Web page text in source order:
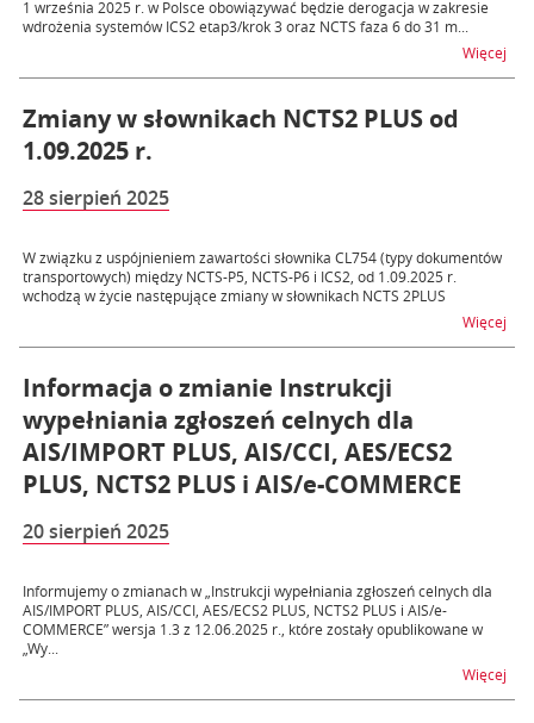
1 września 2025 r. w Polsce obowiązywać będzie derogacja w zakresie
wdrożenia systemów ICS2 etap3/krok 3 oraz NCTS faza 6 do 31 m...
Więcej
Zmiany w słownikach NCTS2 PLUS od
1.09.2025 r.
28 sierpień 2025
W związku z uspójnieniem zawartości słownika CL754 (typy dokumentów
transportowych) między NCTS-P5, NCTS-P6 i ICS2, od 1.09.2025 r.
wchodzą w życie następujące zmiany w słownikach NCTS 2PLUS
Więcej
Informacja o zmianie Instrukcji
wypełniania zgłoszeń celnych dla
AIS/IMPORT PLUS, AIS/CCI, AES/ECS2
PLUS, NCTS2 PLUS i AIS/e-COMMERCE
20 sierpień 2025
Informujemy o zmianach w „Instrukcji wypełniania zgłoszeń celnych dla
AIS/IMPORT PLUS, AIS/CCI, AES/ECS2 PLUS, NCTS2 PLUS i AIS/e-
COMMERCE” wersja 1.3 z 12.06.2025 r., które zostały opublikowane w
„Wy...
Więcej